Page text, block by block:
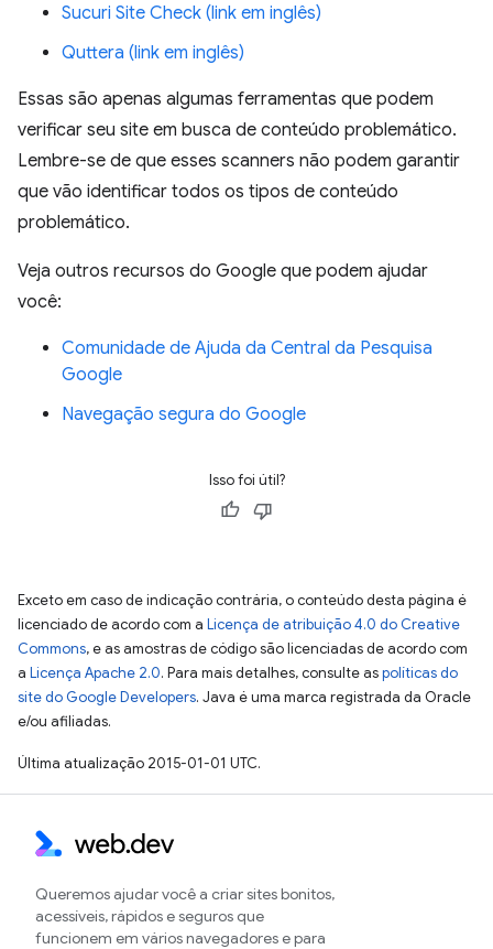
Sucuri Site Check (link em inglês)
Quttera (link em inglês)
Essas são apenas algumas ferramentas que podem
verificar seu site em busca de conteúdo problemático.
Lembre-se de que esses scanners não podem garantir
que vão identificar todos os tipos de conteúdo
problemático.
Veja outros recursos do Google que podem ajudar
você:
Comunidade de Ajuda da Central da Pesquisa
Google
Navegação segura do Google
Isso foi útil?
Exceto em caso de indicação contrária, o conteúdo desta página é
licenciado de acordo com a Licença de atribuição 4.0 do Creative
Commons, e as amostras de código são licenciadas de acordo com
a Licença Apache 2.0. Para mais detalhes, consulte aspolíticas do
site do Google Developers. Java é uma marca registrada da Oracle
e/ou afiliadas.
Última atualização 2015-01-01 UTC.
Queremos ajudar você a criar sites bonitos,
acessíveis, rápidos e seguros que
funcionem em vários navegadores e para